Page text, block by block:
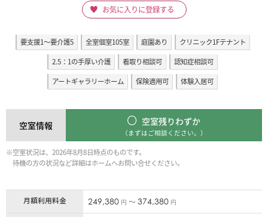
お気に入りに登録する
要支援1～要介護5 全室個室105室 庭園あり
クリニック1Fテナント
2.5：1の手厚い介護
看取り相談可
認知症相談可
アートギャラリーホーム
保険適用可 体験入居可
空室情報 空室残りわずか
（まずはご相談ください。）
※空室状況は、2026年8月8日時点のものです。
待機の方の状況など詳細はホームへお問い合せください。
月額利用料金 249,380 円 〜 374,380 円